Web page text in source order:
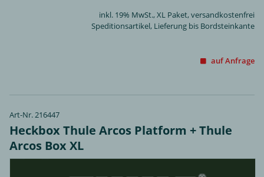
inkl. 19% MwSt.,XL Paket, versandkostenfrei
Speditionsartikel, Lieferung bis Bordsteinkante
auf Anfrage
Art-Nr. 216447
Heckbox Thule Arcos Platform + Thule
Arcos Box XL